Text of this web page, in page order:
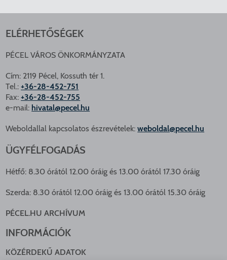
ELÉRHETŐSÉGEK
PÉCEL VÁROS ÖNKORMÁNYZATA
Cím: 2119 Pécel, Kossuth tér 1.
Tel.:+36-28-452-751
Fax:+36-28-452-755
e-mail: hivatal@pecel.hu
Weboldallal kapcsolatos észrevételek:weboldal@pecel.hu
ÜGYFÉLFOGADÁS
Hétfő: 8.30 órától 12.00 óráig és 13.00 órától 17.30 óráig
Szerda: 8.30 órától 12.00 óráig és 13.00 órától 15.30 óráig
PÉCEL.HU ARCHÍVUM
INFORMÁCIÓK
KÖZÉRDEKŰ ADATOK